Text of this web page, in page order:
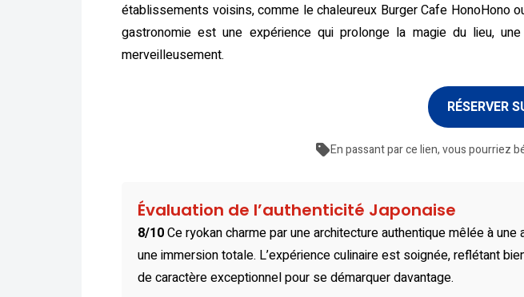
établissements voisins, comme le chaleureux Burger Cafe HonoHono
gastronomie est une expérience qui prolonge la magie du lieu,
merveilleusement.
RÉSERVER
En passant par ce lien, vous pourriez
Évaluation de l’authenticité Japonaise
8/10Ce ryokan charme par une architecture authentique mêlée à
une immersion totale. L’expérience culinaire est soignée, reflétant
de caractère exceptionnel pour se démarquer davantage.